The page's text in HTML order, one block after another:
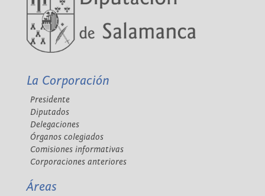
La Corporación
Presidente
Diputados
Delegaciones
Órganos colegiados
Comisiones informativas
Corporaciones anteriores
Áreas